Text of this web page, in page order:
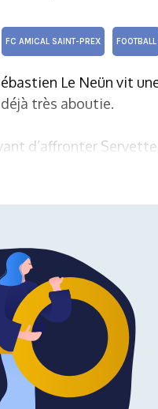
FC AMICAL SAINT-PREX FOOTBALL
Le Neün vit
déjà très aboutie.
d’affronter